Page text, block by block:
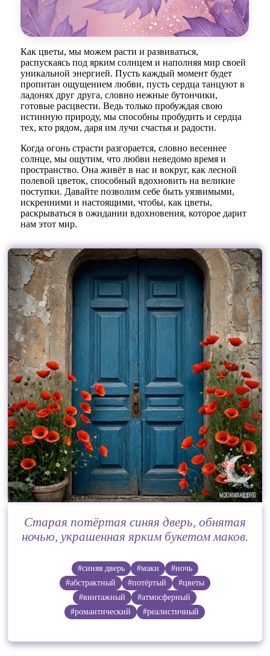
Как цветы, мы можем расти и развиваться,
распускаясь под ярким солнцем и наполняя мир своей
уникальной энергией. Пусть каждый момент будет
пропитан ощущением любви, пусть сердца танцуют в
ладонях друг друга, словно нежные бутончики,
готовые расцвести. Ведь только пробуждая свою
истинную природу, мы способны пробудить и сердца
тех, кто рядом, даря им лучи счастья и радости.
Когда огонь страсти разгорается, словно весеннее
солнце, мы ощутим, что любви неведомо время и
пространство. Она живёт в нас и вокруг, как лесной
полевой цветок, способный вдохновить на великие
поступки. Давайте позволим себе быть уязвимыми,
искренними и настоящими, чтобы, как цветы,
раскрываться в ожидании вдохновения, которое дарит
нам этот мир.
Старая потёртая синяя дверь, обнятая
ночью, украшенная ярким букетом маков.
#синяя дверь #маки
#ночь
#абстрактный
#потёртый
#цветы
#винтажный
#атмосферный
#романтический
#реалистичный